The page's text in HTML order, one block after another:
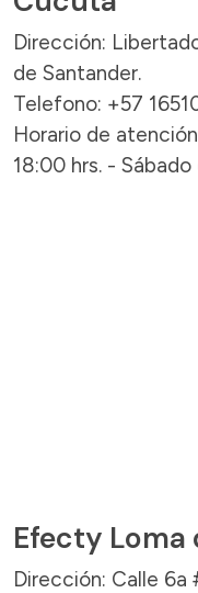
Dirección:
de Santander.
Telefono: +57
Horario de
18:00 hrs. -
Efecty Loma
Dirección: Calle 6a